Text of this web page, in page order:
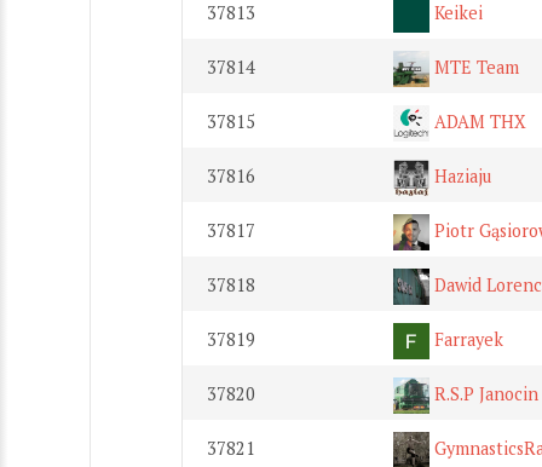
37813 Keikei
37814 MTE Team
37815 ADAM THX
37816 Haziaju
37817 Piotr
37818 Dawid Lorenc
37819 Farrayek
37820 R.S.P Janocin
37821